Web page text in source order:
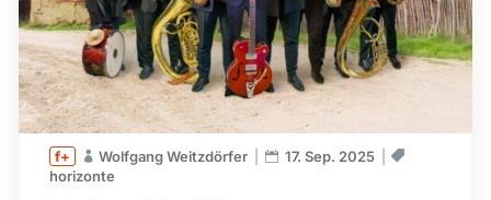
Wolfgang Weitzdörfer
17. Sep. 2025
horizonte